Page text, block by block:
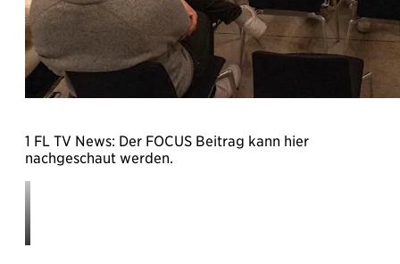
1 FL TV News: Der FOCUS Beitrag kann hier
nachgeschaut werden.